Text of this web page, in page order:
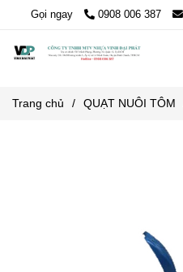
Gọi ngay 0908 006 387
Trang chủ / QUẠT NUÔI TÔM